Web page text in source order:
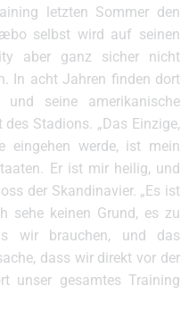
letzten Sommer den
selbst wird auf seinen
aber ganz sicher nicht
In acht Jahren finden dort
seine amerikanische
Stadions. „Das Einzige,
eingehen werde, ist mein
Er ist mir heilig, und
der Skandinavier. „Es ist
sehe keinen Grund, es zu
wir brauchen, und das
dass wir direkt vor der
unser gesamtes Training